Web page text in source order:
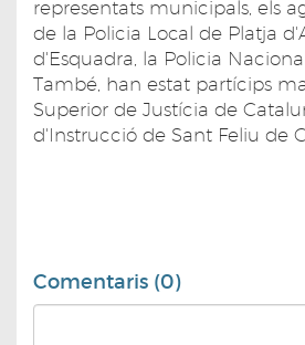
representats municipals, els
de la Policia Local de Platja
d'Esquadra, la Policia
També, han estat partícips
Superior de Justícia de
d'Instrucció de Sant Feliu de
Comentaris (0)